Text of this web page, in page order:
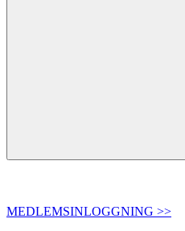
MEDLEMSINLOGGNING >>